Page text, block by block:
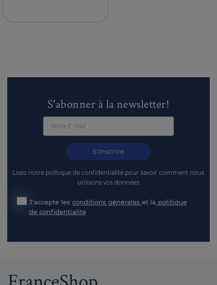
S'abonner à la newsletter!
S'inscrire
Lisez notre politique de confidentialité pour savoir comment nous
utilisons vos données
J'accepte les conditions générales et la politique
de confidentialité